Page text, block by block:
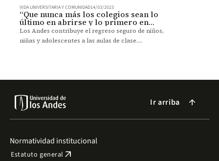
VIDA UNIVERSITARIA Y COMUNIDAD14/03/2023
“Que nunca más los colegios sean lo
último en abrirse y lo primero en
cerrarse”
Los Andes contribuye el regreso seguro de niños,
niñas y adolescentes a las aulas de clase.
Ir arriba arrow_forward
Normatividad institucional
Estatuto general arrow_outward